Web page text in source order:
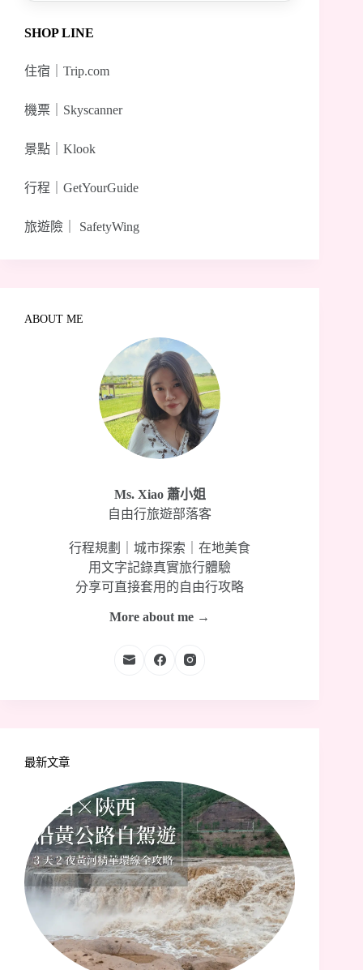
SHOP LINE
住宿｜ Trip.com
機票｜ Skyscanner
景點｜ Klook
行程｜ GetYourGuide
旅遊險｜ SafetyWing
ABOUT ME
Ms. Xiao 蕭小姐
自由行旅遊部落客
行程規劃｜城市探索｜在地美食
用文字記錄真實旅行體驗
分享可直接套用的自由行攻略
More about me →
最新文章